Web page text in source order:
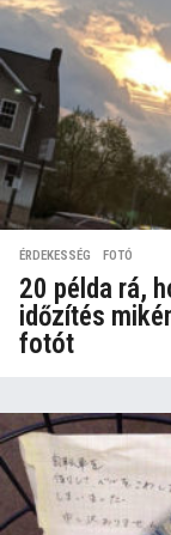
ÉRDEKESSÉG ,FOTÓ
20 példa rá,
időzítés
fotót